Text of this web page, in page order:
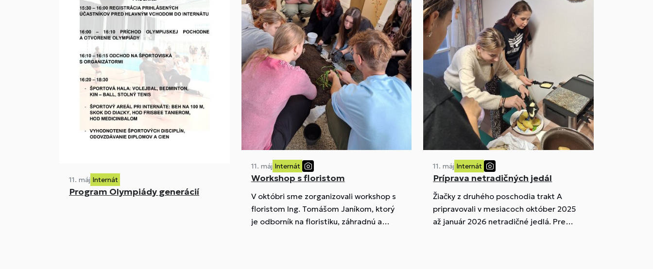
ale aj ich pocity a vtipné momenty.
11. máj Internát
Program Olympiády generácií
11. máj Internát
Workshop s floristom
V októbri sme zorganizovali workshop s
floristom Ing. Tomášom Janíkom, ktorý
je odborník na floristiku, záhradnú a
11. máj Internát
Príprava netradičných jedál
Žiačky z druhého poschodia trakt A
pripravovali v mesiacoch október 2025
až január 2026 netradičné jedlá. Pre